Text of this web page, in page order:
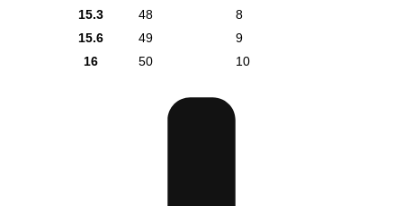
15.3
48
8
15.6
49
9
16
50 10